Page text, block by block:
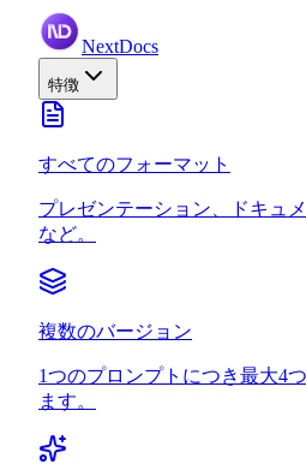
NextDocs
特徴
すべてのフォーマット
プレゼンテーション、ドキュ
など。
複数のバージョン
1つのプロンプトにつき最大4
ます。